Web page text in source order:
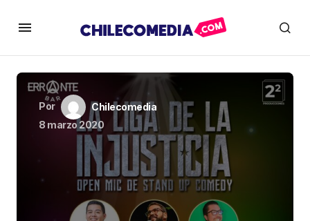
Por
Chilecomedia
8 marzo 2020